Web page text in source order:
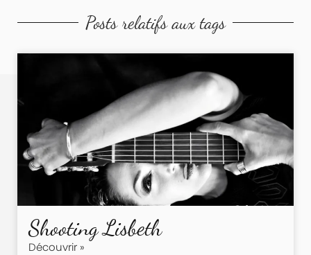
Posts relatifs aux tags
Shooting Lisbeth
Découvrir »